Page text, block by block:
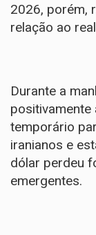
2026, porém,
relação ao
Durante a
temporário
iranianos e
dólar perdeu
emergentes.